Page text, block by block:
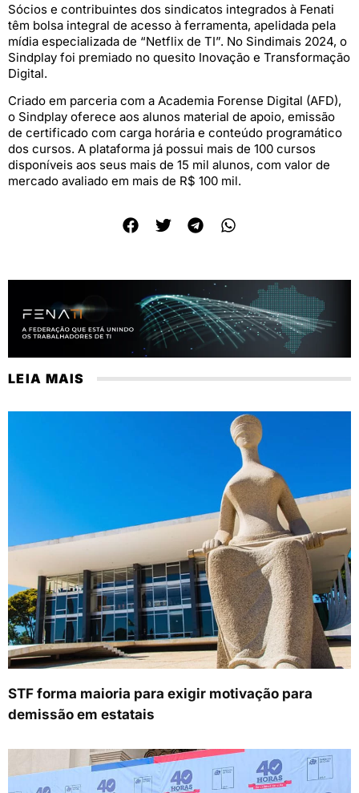
Sócios e contribuintes dos sindicatos integrados à Fenati
têm bolsa integral de acesso à ferramenta, apelidada pela
mídia especializada de “Netflix de TI”. No Sindimais 2024, o
Sindplay foi premiado no quesito Inovação e Transformação
Digital.
Criado em parceria com a Academia Forense Digital (AFD),
o Sindplay oferece aos alunos material de apoio, emissão
de certificado com carga horária e conteúdo programático
dos cursos. A plataforma já possui mais de 100 cursos
disponíveis aos seus mais de 15 mil alunos, com valor de
mercado avaliado em mais de R$ 100 mil.
LEIA MAIS
STF forma maioria para exigir motivação para
demissão em estatais